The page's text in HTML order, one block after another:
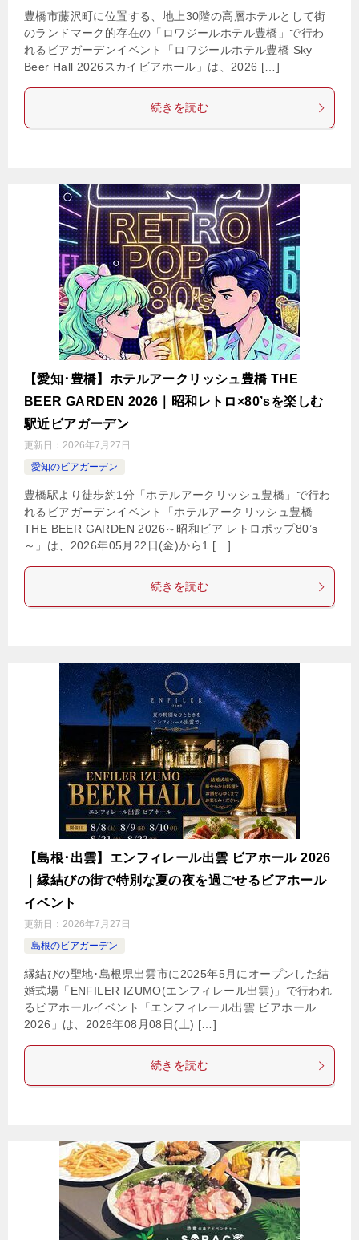
豊橋市藤沢町に位置する、地上30階の高層ホテルとして街
のランドマーク的存在の「ロワジールホテル豊橋」で行わ
れるビアガーデンイベント「ロワジールホテル豊橋 Sky
Beer Hall 2026スカイビアホール」は、2026 […]
続きを読む
【愛知･豊橋】ホテルアークリッシュ豊橋 THE
BEER GARDEN 2026｜昭和レトロ×80’sを楽しむ
駅近ビアガーデン
更新日： 2026年7月27日
愛知のビアガーデン
豊橋駅より徒歩約1分「ホテルアークリッシュ豊橋」で行わ
れるビアガーデンイベント「ホテルアークリッシュ豊橋
THE BEER GARDEN 2026～昭和ビア レトロポップ80’s
～」は、2026年05月22日(金)から1 […]
続きを読む
【島根･出雲】エンフィレール出雲 ビアホール 2026
｜縁結びの街で特別な夏の夜を過ごせるビアホール
イベント
更新日： 2026年7月27日
島根のビアガーデン
縁結びの聖地･島根県出雲市に2025年5月にオープンした結
婚式場「ENFILER IZUMO(エンフィレール出雲)」で行われ
るビアホールイベント「エンフィレール出雲 ビアホール
2026」は、2026年08月08日(土) […]
続きを読む